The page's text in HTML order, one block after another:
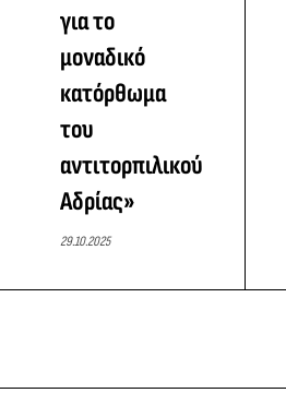
για το
μοναδικό
κατόρθωμα
του
αντιτορπιλικού
Αδρίας»
29.10.2025